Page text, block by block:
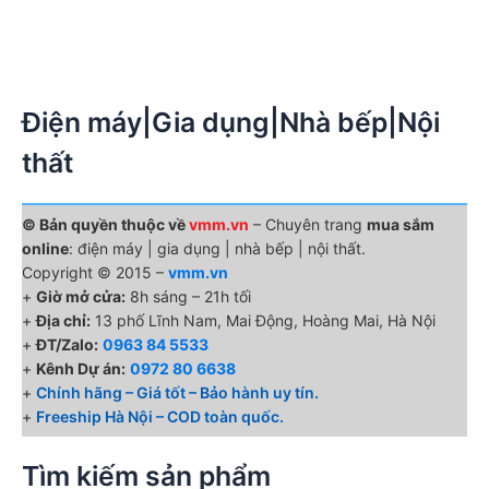
Điện máy|Gia dụng|Nhà bếp|Nội
thất
© Bản quyền thuộc vềvmm.vn – Chuyên trang mua sắm
online: điện máy | gia dụng | nhà bếp | nội thất.
Copyright © 2015 – vmm.vn
+ Giờ mở cửa: 8h sáng – 21h tối
+Địa chỉ: 13 phố Lĩnh Nam, Mai Động, Hoàng Mai, Hà Nội
+ĐT/Zalo: 0963 84 5533
+ Kênh Dự án: 0972 80 6638
+ Chính hãng – Giá tốt – Bảo hành uy tín.
+ Freeship Hà Nội – COD toàn quốc.
Tìm kiếm sản phẩm